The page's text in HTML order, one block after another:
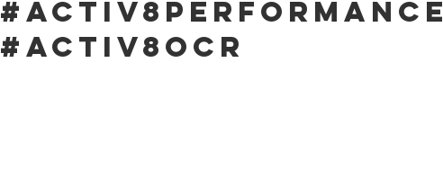
#activ8performance
#activ8ocr